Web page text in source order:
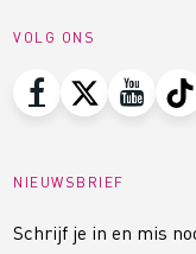
VOLG ONS
NIEUWSBRIEF
Schrijf je in en mis